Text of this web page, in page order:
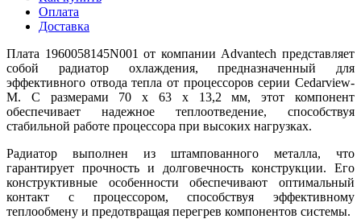
Оплата
Доставка
Плата 1960058145N001 от компании Advantech представляет
собой радиатор охлаждения, предназначенный для
эффективного отвода тепла от процессоров серии Cedarview-
M. С размерами 70 x 63 x 13,2 мм, этот компонент
обеспечивает надежное теплоотведение, способствуя
стабильной работе процессора при высоких нагрузках.
Радиатор выполнен из штампованного металла, что
гарантирует прочность и долговечность конструкции. Его
конструктивные особенности обеспечивают оптимальный
контакт с процессором, способствуя эффективному
теплообмену и предотвращая перегрев компонентов системы.